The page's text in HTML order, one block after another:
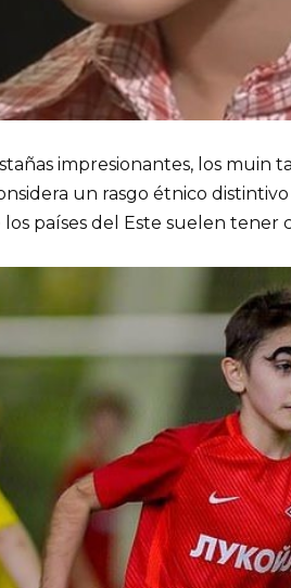
impresionantes, los muin
un rasgo étnico
países del Este suelen tener